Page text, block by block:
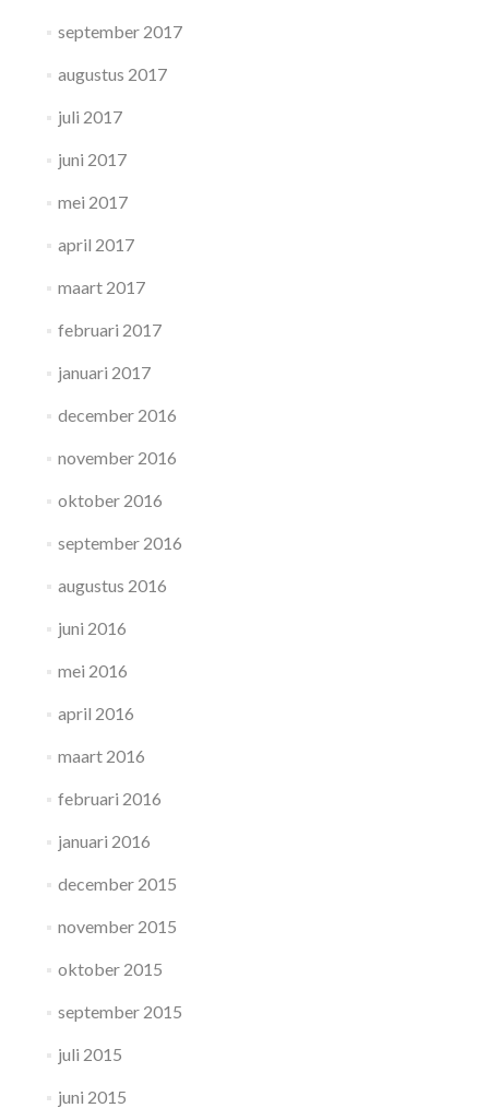
september 2017
augustus 2017
juli 2017
juni 2017
mei 2017
april 2017
maart 2017
februari 2017
januari 2017
december 2016
november 2016
oktober 2016
september 2016
augustus 2016
juni 2016
mei 2016
april 2016
maart 2016
februari 2016
januari 2016
december 2015
november 2015
oktober 2015
september 2015
juli 2015
juni 2015